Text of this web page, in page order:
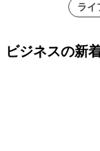
ライ
ビジネスの新